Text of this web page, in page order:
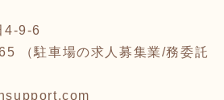
4-9-6
（駐車場の求人募集業/務委託